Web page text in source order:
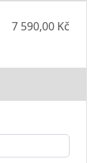
7 590,00 Kč